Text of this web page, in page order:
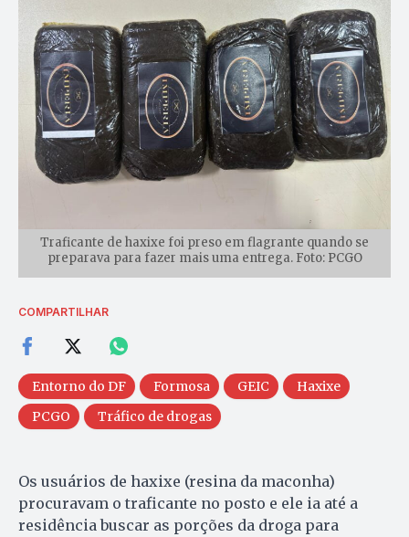
Traficante de haxixe foi preso em flagrante quando se
preparava para fazer mais uma entrega. Foto: PCGO
COMPARTILHAR
Entorno do DF Formosa GEIC
Haxixe
PCGO
Tráfico de drogas
Os usuários de haxixe (resina da maconha)
procuravam o traficante no posto e ele ia até a
residência buscar as porções da droga para